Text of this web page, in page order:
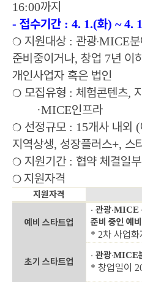
16:00까지
- 접수기간 : 4. 1.(화) ~ 4.
❍ 지원대상 : 관광‧MICE
준비중이거나, 창업 7년 이
개인사업자 혹은 법인
❍ 모집유형 : 체험콘텐츠,
·MICE인프라
❍ 선정규모 : 15개사 내외 (
지역상생, 성장플러스+, 스
❍ 지원기간 : 협약 체결일
❍ 지원자격
지원자격
예비 스타트업
‧ 관광‧MICE
준비 중인 예
* 2차 사업화
초기 스타트업
‧ 관광‧MICE
* 창업일이